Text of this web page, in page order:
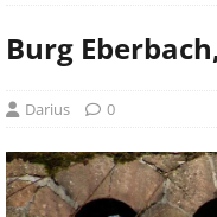
Burg
Darius 0